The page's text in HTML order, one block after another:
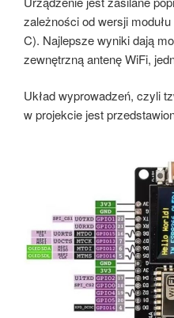
zależności od wersji
C). Najlepsze wyniki dają
zewnętrzną antenę WiFi,
Układ wyprowadzeń, czyli
w projekcie jest